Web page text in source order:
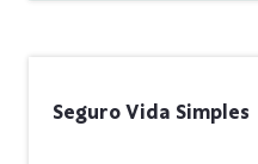
Seguro Vida Simples